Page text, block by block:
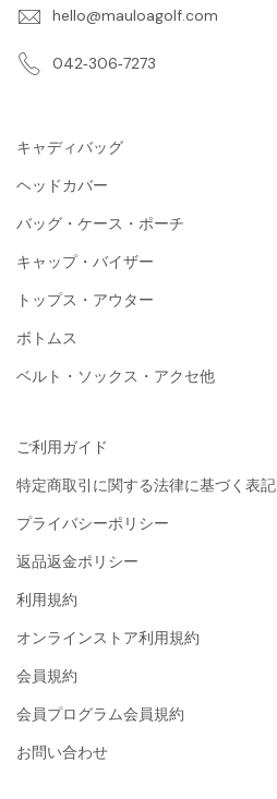
hello@mauloagolf.com
042‐306‐7273
キャディバッグ
ヘッドカバー
バッグ・ケース・ポーチ
キャップ・バイザー
トップス・アウター
ボトムス
ベルト・ソックス・アクセ他
ご利用ガイド
特定商取引に関する法律に基づく表記
プライバシーポリシー
返品返金ポリシー
利用規約
オンラインストア利用規約
会員規約
会員プログラム会員規約
お問い合わせ